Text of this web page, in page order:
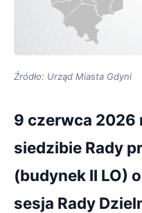
Źródło: Urząd Miasta Gdyni
9 czerwca 2026
siedzibie Rady
(budynek II LO)
sesja Rady